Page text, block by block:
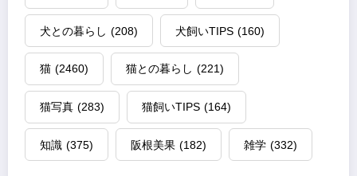
犬との暮らし (208) 犬飼いTIPS (160)
猫 (2460) 猫との暮らし (221)
猫写真 (283) 猫飼いTIPS (164)
知識 (375) 阪根美果 (182) 雑学 (332)